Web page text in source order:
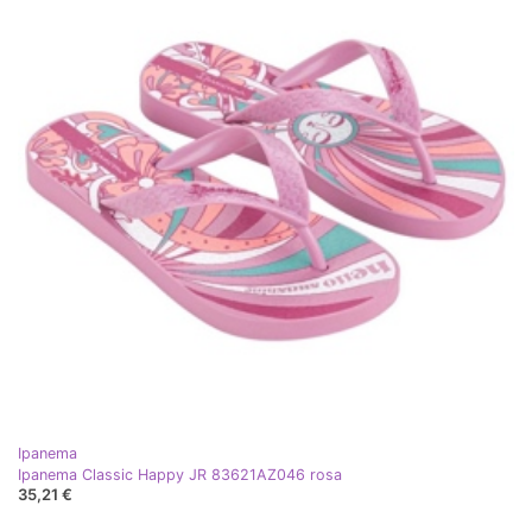
Ipanema
Ipanema Classic Happy JR 83621AZ046 rosa
35,21 €